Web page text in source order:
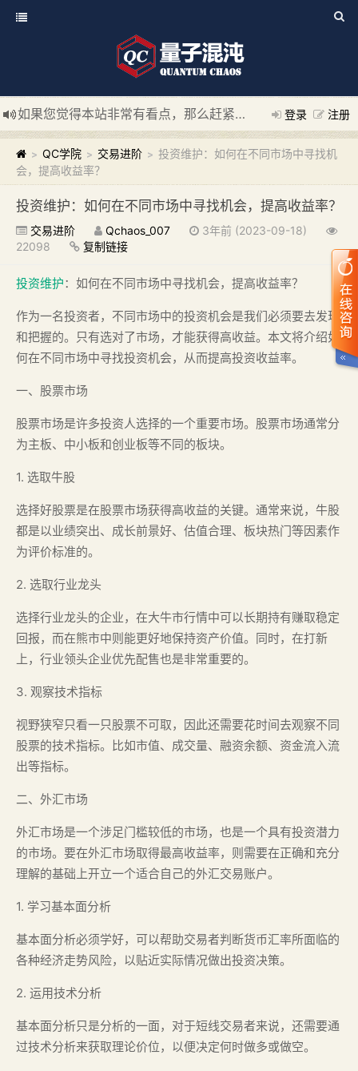
登录 注册
如果您觉得本站非常有看点，那么赶紧使用Ctrl+D 收藏我们吧
新添加量子混沌系统板块，欢迎大家访问！
---“量子混沌系
> QC学院 > 交易进阶 > 投资维护：如何在不同市场中寻找机
会，提高收益率？
投资维护：如何在不同市场中寻找机会，提高收益率？
交易进阶 Qchaos_007
3年前 (2023-09-18)
22098
复制链接
投资维护：如何在不同市场中寻找机会，提高收益率？
作为一名投资者，不同市场中的投资机会是我们必须要去发现
和把握的。只有选对了市场，才能获得高收益。本文将介绍如
何在不同市场中寻找投资机会，从而提高投资收益率。
一、股票市场
股票市场是许多投资人选择的一个重要市场。股票市场通常分
为主板、中小板和创业板等不同的板块。
1. 选取牛股
选择好股票是在股票市场获得高收益的关键。通常来说，牛股
都是以业绩突出、成长前景好、估值合理、板块热门等因素作
为评价标准的。
2. 选取行业龙头
选择行业龙头的企业，在大牛市行情中可以长期持有赚取稳定
回报，而在熊市中则能更好地保持资产价值。同时，在打新
上，行业领头企业优先配售也是非常重要的。
3. 观察技术指标
视野狭窄只看一只股票不可取，因此还需要花时间去观察不同
股票的技术指标。比如市值、成交量、融资余额、资金流入流
出等指标。
二、外汇市场
外汇市场是一个涉足门槛较低的市场，也是一个具有投资潜力
的市场。要在外汇市场取得最高收益率，则需要在正确和充分
理解的基础上开立一个适合自己的外汇交易账户。
1. 学习基本面分析
基本面分析必须学好，可以帮助交易者判断货币汇率所面临的
各种经济走势风险，以贴近实际情况做出投资决策。
2. 运用技术分析
基本面分析只是分析的一面，对于短线交易者来说，还需要通
过技术分析来获取理论价位，以便决定何时做多或做空。